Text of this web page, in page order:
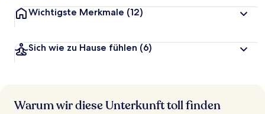
Wichtigste Merkmale (12)
Sich wie zu Hause fühlen (6)
Warum wir diese Unterkunft toll finden